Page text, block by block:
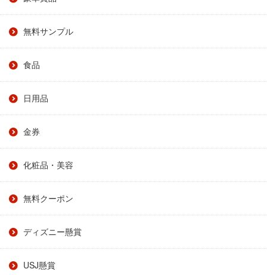
無料サンプル
食品
日用品
金券
化粧品・美容
無料クーポン
ディズニー懸賞
USJ懸賞